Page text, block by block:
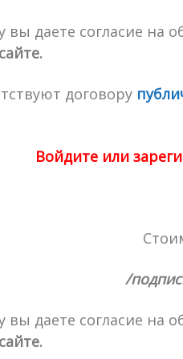
вы даете согласие на
договору
Войдите или
/
вы даете согласие на